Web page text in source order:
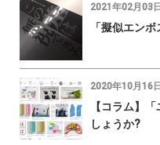
2021年02月03日
「擬似エン
2020年10月16日
【コラム】
しょうか?